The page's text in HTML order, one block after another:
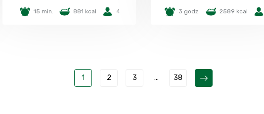
15 min. 881 kcal 4 3 godz. 2589 kcal
1 2 3 ... 38